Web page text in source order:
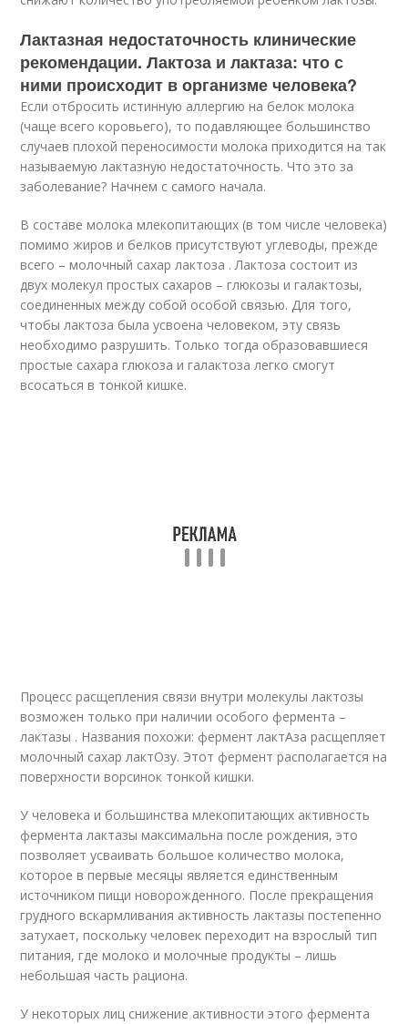
Лактазная недостаточность клинические
рекомендации. Лактоза и лактаза: что с
ними происходит в организме человека?
Если отбросить истинную аллергию на белок молока
(чаще всего коровьего), то подавляющее большинство
случаев плохой переносимости молока приходится на так
называемую лактазную недостаточность. Что это за
заболевание? Начнем с самого начала.
В составе молока млекопитающих (в том числе человека)
помимо жиров и белков присутствуют углеводы, прежде
всего – молочный сахар лактоза . Лактоза состоит из
двух молекул простых сахаров – глюкозы и галактозы,
соединенных между собой особой связью. Для того,
чтобы лактоза была усвоена человеком, эту связь
необходимо разрушить. Только тогда образовавшиеся
простые сахара глюкоза и галактоза легко смогут
всосаться в тонкой кишке.
Процесс расщепления связи внутри молекулы лактозы
возможен только при наличии особого фермента –
лактазы . Названия похожи: фермент лактАза расщепляет
молочный сахар лактОзу. Этот фермент располагается на
поверхности ворсинок тонкой кишки.
У человека и большинства млекопитающих активность
фермента лактазы максимальна после рождения, это
позволяет усваивать большое количество молока,
которое в первые месяцы является единственным
источником пищи новорожденного. После прекращения
грудного вскармливания активность лактазы постепенно
затухает, поскольку человек переходит на взрослый тип
питания, где молоко и молочные продукты – лишь
небольшая часть рациона.
У некоторых лиц снижение активности этого фермента